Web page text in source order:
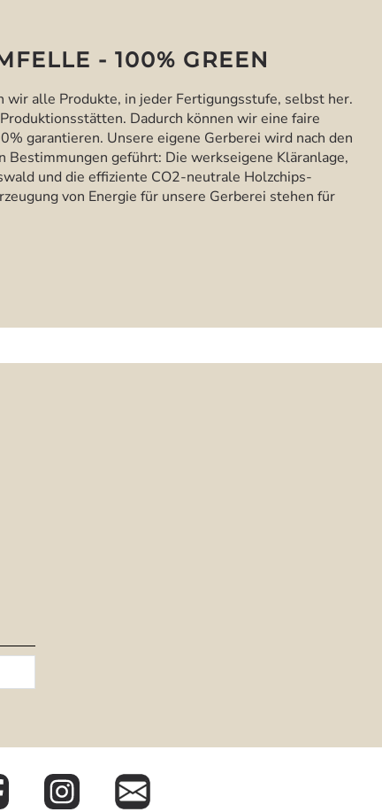
- 100% GREEN
wir alle Produkte, in jeder Fertigungsstufe, selbst her.
Dadurch können wir eine faire
garantieren. Unsere eigene Gerberei wird nach den
Bestimmungen geführt: Die werkseigene Kläranlage,
und die effiziente CO2-neutrale Holzchips-
von Energie für unsere Gerberei stehen für